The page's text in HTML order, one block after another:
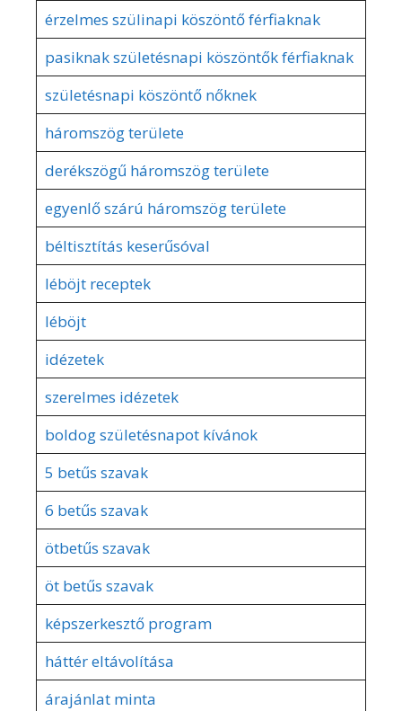
érzelmes szülinapi köszöntő férfiaknak
pasiknak születésnapi köszöntők férfiaknak
születésnapi köszöntő nőknek
háromszög területe
derékszögű háromszög területe
egyenlő szárú háromszög területe
béltisztítás keserűsóval
léböjt receptek
léböjt
idézetek
szerelmes idézetek
boldog születésnapot kívánok
5 betűs szavak
6 betűs szavak
ötbetűs szavak
öt betűs szavak
képszerkesztő program
háttér eltávolítása
árajánlat minta